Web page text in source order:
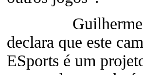
Guilherme
declara que este
ESports é um